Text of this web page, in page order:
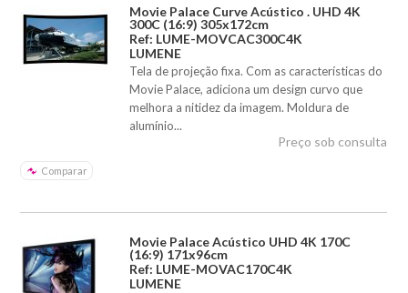
Movie Palace Curve Acústico . UHD 4K
300C (16:9) 305x172cm
Ref: LUME-MOVCAC300C4K
LUMENE
Tela de projeção fixa. Com as características do
Movie Palace, adiciona um design curvo que
melhora a nitidez da imagem. Moldura de
alumínio...
Comparar
Preço sob consulta
Movie Palace Acústico UHD 4K 170C
(16:9) 171x96cm
Ref: LUME-MOVAC170C4K
LUMENE